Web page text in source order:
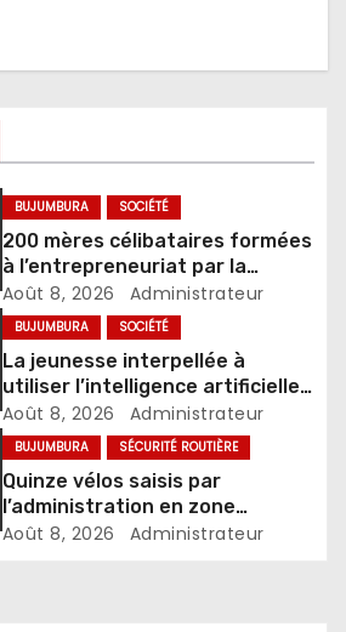
BUJUMBURA SOCIÉTÉ
200 mères célibataires formées
à l’entrepreneuriat par la
Fondation Umugiraneza et
l’OPDD
Août 8, 2026 Administrateur
BUJUMBURA SOCIÉTÉ
La jeunesse interpellée à
utiliser l’intelligence artificielle
de façon responsable
Août 8, 2026 Administrateur
BUJUMBURA SÉCURITÉ ROUTIÈRE
Quinze vélos saisis par
l’administration en zone
Nyabiraba
Août 8, 2026 Administrateur